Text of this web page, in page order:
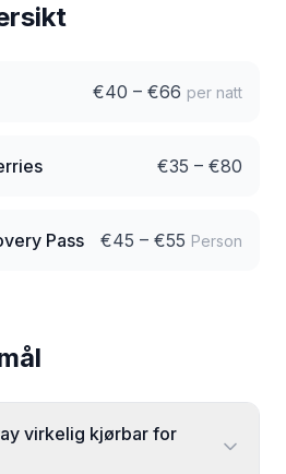
€40 – €66 per natt
€35 – €80
Pass €45 – €55 Person
virkelig kjørbar for